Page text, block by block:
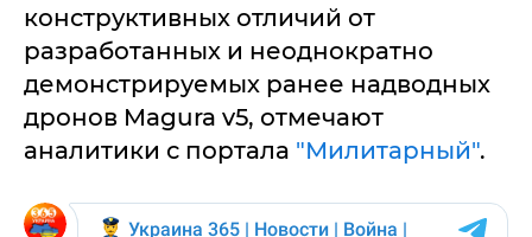
конструктивных отличий от
разработанных и неоднократно
демонстрируемых ранее надводных
дронов Magura v5, отмечают
аналитики с портала "Милитарный".